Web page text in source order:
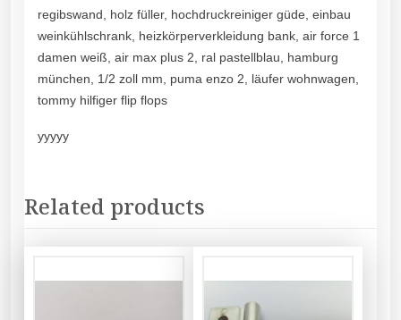
regibswand, holz füller, hochdruckreiniger güde, einbau
weinkühlschrank, heizkörperverkleidung bank, air force 1
damen weiß, air max plus 2, ral pastellblau, hamburg
münchen, 1/2 zoll mm, puma enzo 2, läufer wohnwagen,
tommy hilfiger flip flops
yyyyy
Related products